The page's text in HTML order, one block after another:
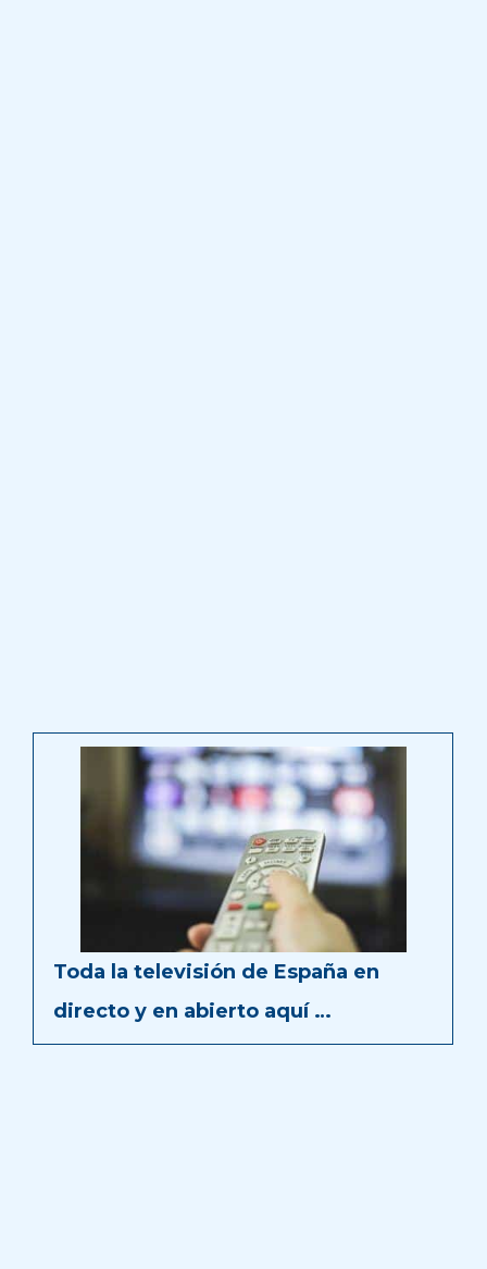
Toda la televisión de España en
directo y en abierto aquí …